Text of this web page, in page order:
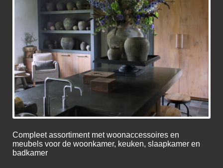
Compleet assortiment met woonaccessoires en
meubels voor de woonkamer, keuken, slaapkamer en
badkamer